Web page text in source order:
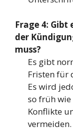
Frage 4: Gibt
der
muss?
Es gibt
Fristen für
Es wird
so früh
Konflikte
vermeiden.